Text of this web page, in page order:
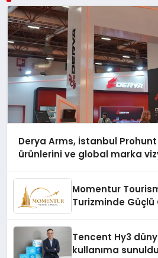
Derya Arms, İstanbul
ürünlerini ve global marka
Momentur
Turizminde Güçlü
Tencent Hy3
kullanıma sunuldu